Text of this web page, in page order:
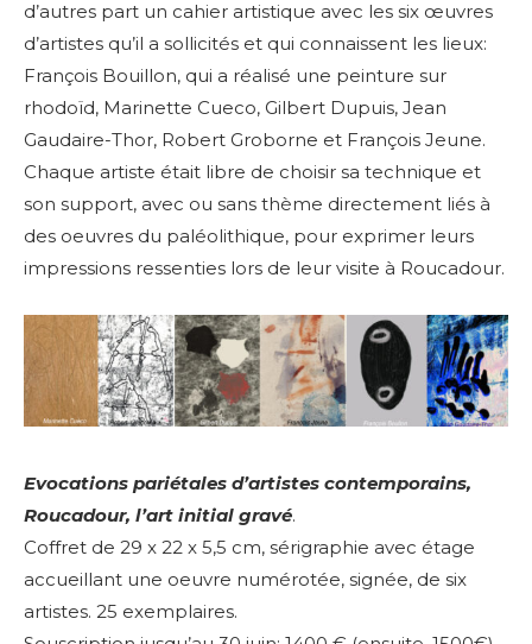
d’autres part un cahier artistique avec les six œuvres
d’artistes qu’il a sollicités et qui connaissent les lieux:
François Bouillon, qui a réalisé une peinture sur
rhodoïd, Marinette Cueco, Gilbert Dupuis, Jean
Gaudaire-Thor, Robert Groborne et François Jeune.
Chaque artiste était libre de choisir sa technique et
son support, avec ou sans thème directement liés à
des oeuvres du paléolithique, pour exprimer leurs
impressions ressenties lors de leur visite à Roucadour.
Evocations pariétales d’artistes contemporains,
Roucadour, l’art initial gravé.
Coffret de 29 x 22 x 5,5 cm, sérigraphie avec étage
accueillant une oeuvre numérotée, signée, de six
artistes. 25 exemplaires.